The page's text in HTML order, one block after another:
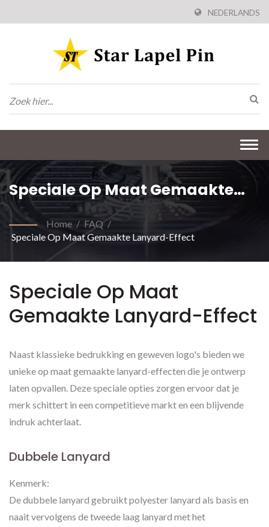
NEDERLANDS
Speciale Op Maat Gemaakte
Lanyard-Effect
Home / FAQ /
Speciale Op Maat Gemaakte Lanyard-Effect
Speciale Op Maat
Gemaakte Lanyard-Effect
Naast klassieke bedrukking en geweven logo's bieden we
unieke op maat gemaakte lanyard-effecten die je ontwerp
laten opvallen. Deze speciale opties zorgen ervoor dat je
merk schittert in een competitieve markt en een blijvende
indruk achterlaat.
Dubbele Lanyard
Kenmerk:
De dubbele lanyard gebruikt polyester lanyard als basis en
naait vervolgens de tweede laag lanyard met het